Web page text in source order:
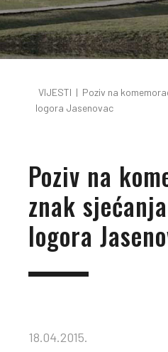
VIJESTI | Poziv na
logora Jasenovac
Poziv na
znak
logora
18.04.2015.